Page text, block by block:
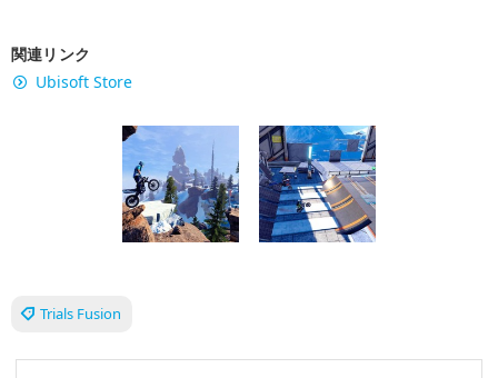
関連リンク
Ubisoft Store
Trials Fusion